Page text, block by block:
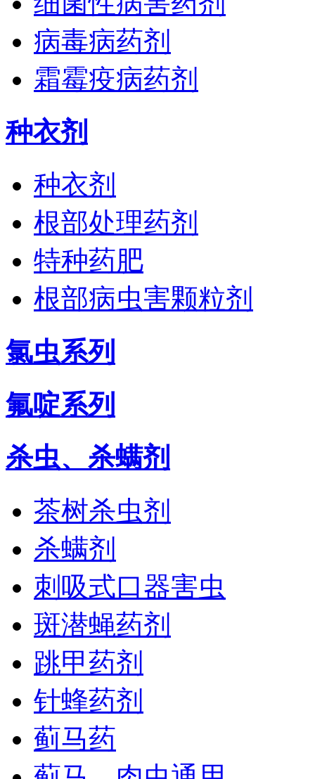
病毒病药剂
霜霉疫病药剂
种衣剂
种衣剂
根部处理药剂
特种药肥
根部病虫害颗粒剂
氯虫系列
氟啶系列
杀虫、杀螨剂
茶树杀虫剂
杀螨剂
刺吸式口器害虫
斑潜蝇药剂
跳甲药剂
针蜂药剂
蓟马药